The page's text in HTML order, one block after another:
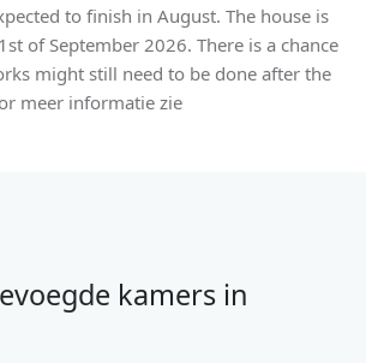
to finish in August. The house is
of September 2026. There is a chance
might still need to be done after the
meer informatie zie
kamers in